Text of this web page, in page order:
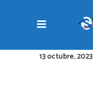
13 octubre, 2023